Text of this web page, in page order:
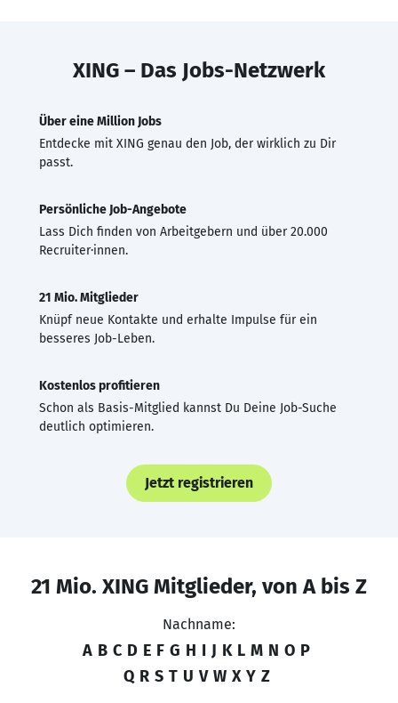
XING – Das Jobs-Netzwerk
Über eine Million Jobs
Entdecke mit XING genau den Job, der wirklich zu Dir
passt.
Persönliche Job-Angebote
Lass Dich finden von Arbeitgebern und über 20.000
Recruiter·innen.
21 Mio. Mitglieder
Knüpf neue Kontakte und erhalte Impulse für ein
besseres Job-Leben.
Kostenlos profitieren
Schon als Basis-Mitglied kannst Du Deine Job-Suche
deutlich optimieren.
Jetzt registrieren
21 Mio. XING Mitglieder, von A bis Z
Nachname:
A B C D E F G H I J K L M N O P
Q R S T U V W X Y Z